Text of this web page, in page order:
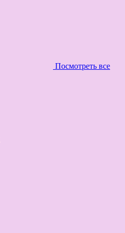
Посмотреть все